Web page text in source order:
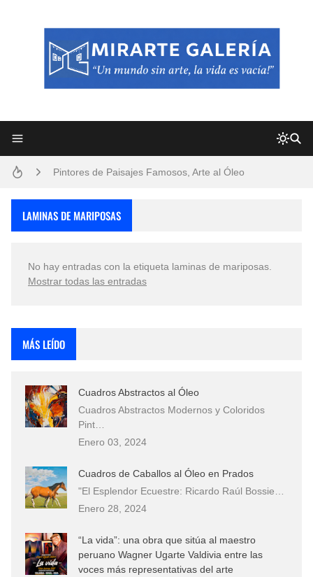
Pintores de Paisajes Famosos, Arte al Óleo
Que significan los cuadros de negras africanas?
El mundo del arte en pintura surrealista
LAMINAS DE MARIPOSAS
No hay entradas con la etiqueta laminas de mariposas
Mostrar todas las entradas
MÁS LEÍDO
Cuadros Abstractos al Óleo
Cuadros Abstractos Modernos y Coloridos
Pint…
Enero 03, 2024
Cuadros de Caballos al Óleo en Prados
"El Esplendor Ecuestre: Ricardo Raúl Bossie…
Enero 28, 2024
“La vida”: una obra que sitúa al maestro
peruano Wagner Ugarte Valdivia entre las
voces más representativas del arte